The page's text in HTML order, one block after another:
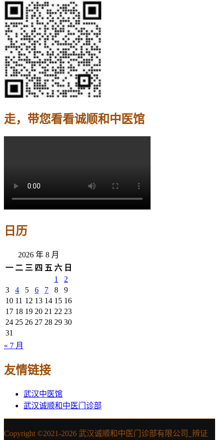
走，带您看看诚顺和中医馆
日历
2026 年 8 月
一 二 三 四 五 六 日
1
2
3
4 5 6 7 8
9
10 11 12 13 14 15 16
17 18 19 20 21 22 23
24 25 26 27 28 29 30
31
« 7 月
友情链接
武汉中医馆
武汉诚顺和中医门诊部
Copyright ©2021-2026 武汉诚顺和中医门诊部有限公司_辨证